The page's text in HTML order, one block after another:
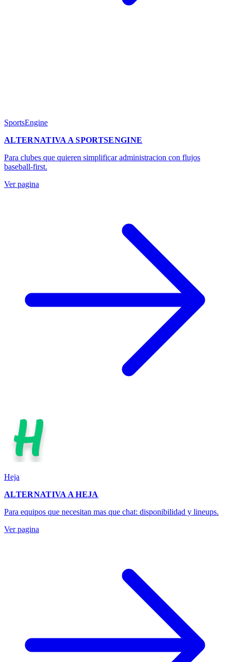
SportsEngine
ALTERNATIVA A SPORTSENGINE
Para clubes que quieren simplificar administracion con flujos
baseball-first.
Ver pagina
Heja
ALTERNATIVA A HEJA
Para equipos que necesitan mas que chat: disponibilidad y lineups.
Ver pagina